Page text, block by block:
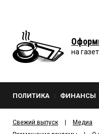
на
ПОЛИТИКА ФИНАНСЫ
Свежий выпуск Медиа